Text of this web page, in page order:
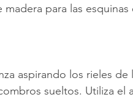
para las esquinas
aspirando los rieles de
sueltos. Utiliza el